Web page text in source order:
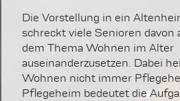
Die Vorstellung in ein
schreckt viele Senioren davon
dem Thema Wohnen im Alter
auseinanderzusetzen. Dabei
Wohnen nicht immer
Pflegeheim bedeutet die